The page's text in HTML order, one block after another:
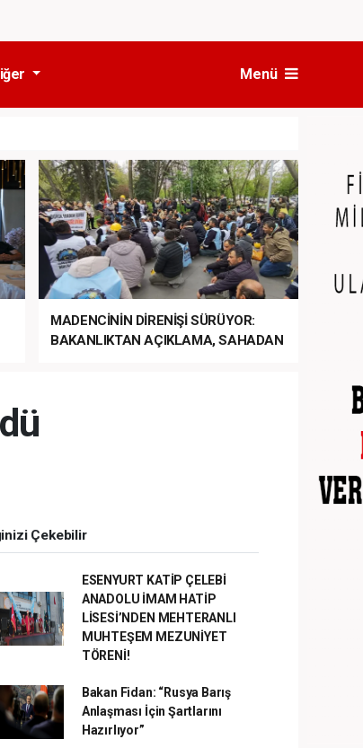
Menü
MADENCİNİN DİRENİŞİ SÜRÜYOR:
BAKANLIKTAN AÇIKLAMA, SAHADAN
Çekebilir
ESENYURT KATİP ÇELEBİ
ANADOLU İMAM HATİP
LİSESİ’NDEN MEHTERANLI
MUHTEŞEM MEZUNİYET
TÖRENİ!
Bakan Fidan: “Rusya Barış
Anlaşması İçin Şartlarını
Hazırlıyor”